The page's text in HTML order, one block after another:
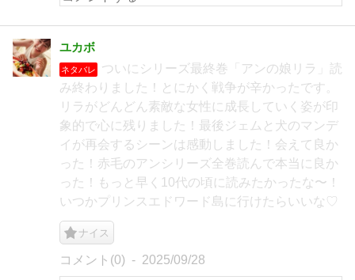
ユカボ
ネタバレ
ついにシリーズ最終巻「アンの娘リラ」読
み終わりました！とにかく戦争が辛かったです。
リラがどんどん素敵な女性に成長していく姿が印
象的で心に残りました！最後ジェムと犬のマンデ
イが再会するシーンは感動しました！会えて良か
った！赤毛のアンシリーズ全巻読んで本当に良か
った！もっと早く10代の頃に読みたかったな〜！
いつかプリンスエドワード島に行けたらいいな♡
ナイス
コメント(0) 2025/09/28